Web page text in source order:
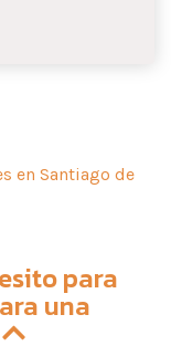
en Santiago de
para
una